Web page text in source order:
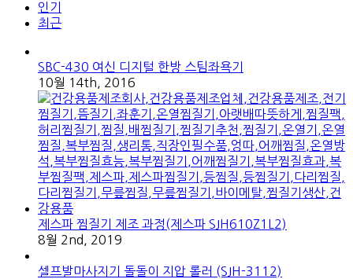
인기
최근
SBC-430 여신 디지털 한방 스팀좌욕기
10월 14th, 2016
제스파 찜질기 제조 과정(제스파 SJH610Z1L2)
8월 2nd, 2019
셀프발마사지기 돌돌이 지압 롤러 (SJH-3112)